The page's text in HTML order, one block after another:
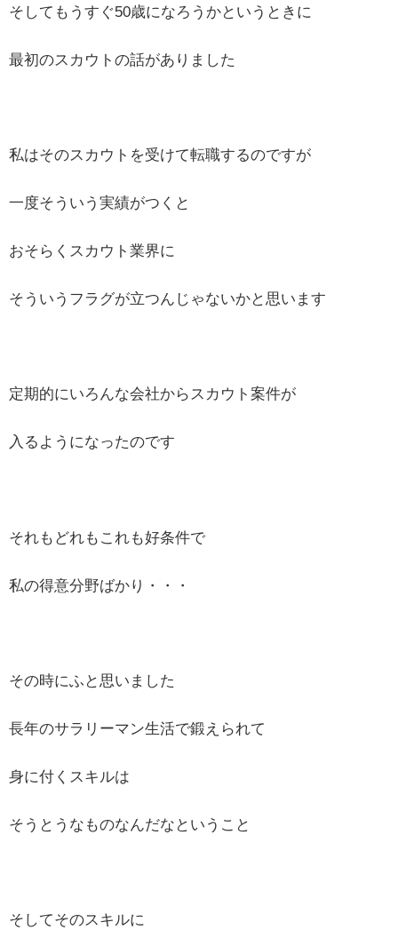
そしてもうすぐ50歳になろうかというときに
最初のスカウトの話がありました
私はそのスカウトを受けて転職するのですが
一度そういう実績がつくと
おそらくスカウト業界に
そういうフラグが立つんじゃないかと思います
定期的にいろんな会社からスカウト案件が
入るようになったのです
それもどれもこれも好条件で
私の得意分野ばかり・・・
その時にふと思いました
長年のサラリーマン生活で鍛えられて
身に付くスキルは
そうとうなものなんだなということ
そしてそのスキルに